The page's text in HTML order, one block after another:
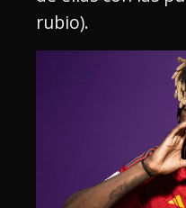
rubio).